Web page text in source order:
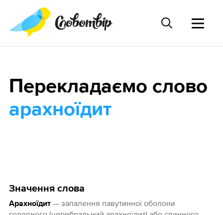
Значення слова
Арахноїдит— запалення павутинної оболони
Перекладаємо слово
арахноїдит